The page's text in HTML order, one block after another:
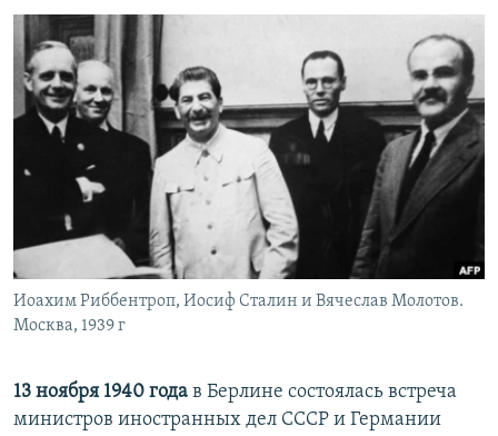
Вернутся
поиску
КАВКАЗ.РЕАЛИИ
СЕВЕР.РЕАЛИИ
СИБИРЬ.РЕАЛИИ
РАСПИСАНИЕ ВЕЩАНИЯ
ПОДПИШИТЕСЬ НА РАССЫЛКУ
СОЦИАЛЬНЫЕ СЕТИ
Все сайты РСЕ/РС
Иоахим Риббентроп, Иосиф Сталин и Вячеслав Молотов.
Москва, 1939 г
13 ноября 1940 года в Берлине состоялась встреча
министров иностранных дел СССР и Германии